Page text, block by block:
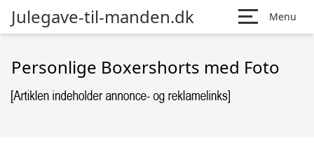
Julegave-til-manden.dk Menu
Personlige Boxershorts med Foto